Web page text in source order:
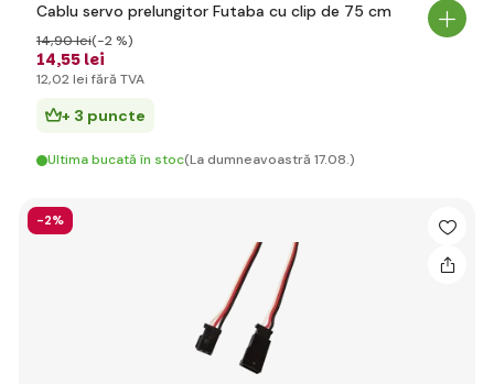
Cablu servo prelungitor Futaba cu clip de 75 cm
14,55 lei
14,90 lei(-2 %)
12,02 lei fără TVA
+ 3 puncte
Ultima bucată în stoc(La dumneavoastră 17.08.)
-2%